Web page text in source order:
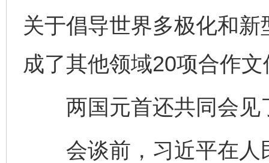
关于倡导世界多极化和
成了其他领域20项合作文
两国元首还共同会见
会谈前，习近平在人
东山县通报“牛蛙产品抗生素超标问题”